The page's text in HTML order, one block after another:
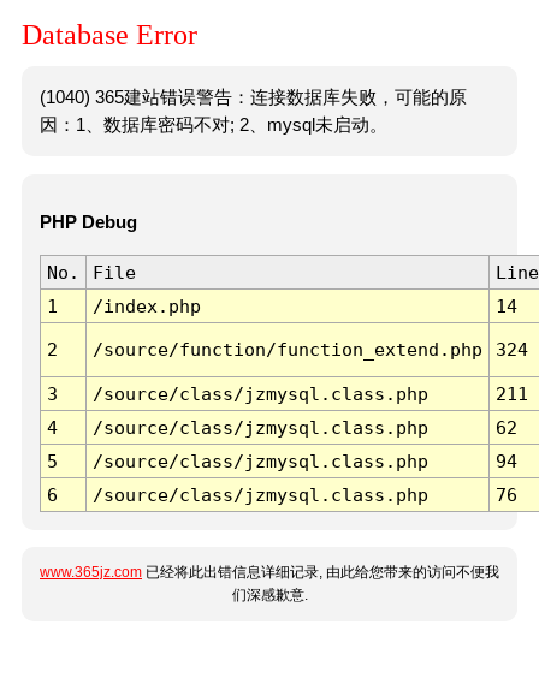
Database Error
(1040) 365建站错误警告：连接数据库失败，可能的原
因：1、数据库密码不对; 2、mysql未启动。
PHP Debug
No. File
Line
1
/index.php 14
2 /source/function/function_extend.php 324
3 /source/class/jzmysql.class.php
211
4
/source/class/jzmysql.class.php
62
5
/source/class/jzmysql.class.php
94
6
/source/class/jzmysql.class.php 76
www.365jz.com 已经将此出错信息详细记录, 由此给您带来的访问不便我
们深感歉意.